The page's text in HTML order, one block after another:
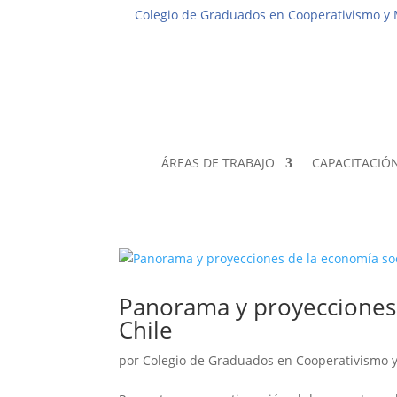
Colegio de Graduados en Cooperativismo
ÁREAS DE TRABAJO
Panorama y
Chile
por Colegio de Graduados en Cooperativismo